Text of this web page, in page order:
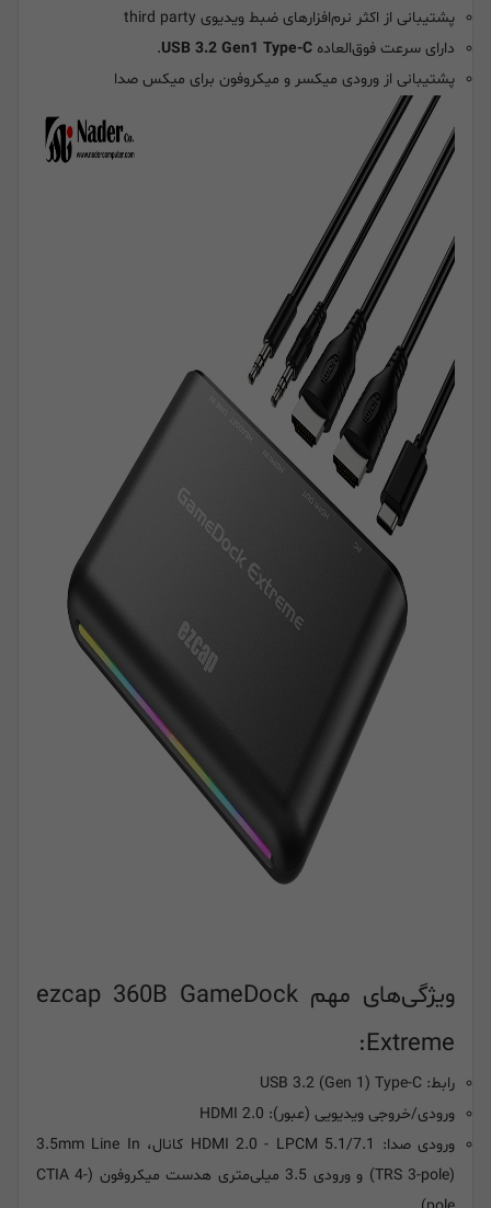
پشتیبانی از اکثر نرم‌افزارهای ضبط ویدیوی third party
دارای سرعت فوق‌العاده USB 3.2 Gen1 Type-C
.
پشتیبانی از ورودی میکسر و میکروفون برای میکس صدا
ویژگی‌های مهم ezcap 360B GameDock
Extreme:
رابط: USB 3.2 (Gen 1) Type-C
ورودی/خروجی ویدیویی (عبور): HDMI 2.0
ورودی صدا: HDMI 2.0 - LPCM 5.1/7.1 کانال، 3.5mm Line In
(TRS 3-pole) و ورودی 3.5 میلی‌متری هدست میکروفون (CTIA 4-